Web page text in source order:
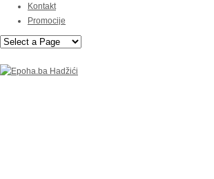
Kontakt
Promocije